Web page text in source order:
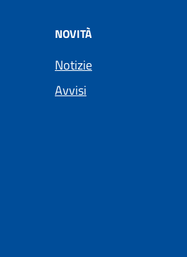
NOVITÀ
Notizie
Avvisi